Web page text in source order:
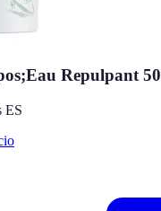
Repulpant
ES